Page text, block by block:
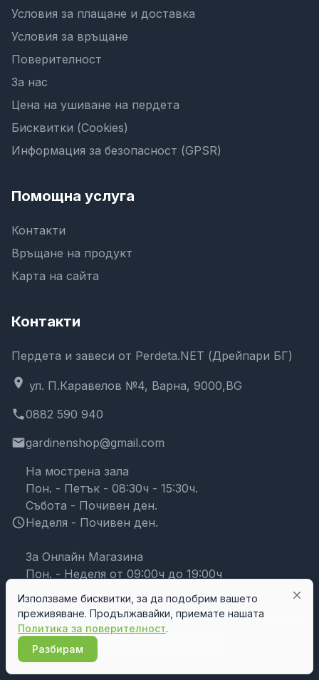
Условия за плащане и доставка
Условия за връщане
Поверителност
За нас
Цена на ушиване на пердета
Бисквитки (Cookies)
Информация за безопасност (GPSR)
Помощна услуга
Контакти
Връщане на продукт
Карта на сайта
Контакти
Пердета и завеси от Perdeta.NET (Дрейпари БГ)
location_on ул. П.Каравелов №4, Варна, 9000,BG
phone0882 590 940
emailgardinenshop@gmail.com
schedule
На мострена зала
Пон. - Петък - 08:30ч - 15:30ч.
Събота - Почивен ден.
Неделя - Почивен ден.
За Онлайн Магазина
Пон. - Неделя от 09:00ч до 19:00ч
close
Използваме бисквитки, за да подобрим вашето
преживяване. Продължавайки, приемате нашата
Политика за поверителност.
Разбирам